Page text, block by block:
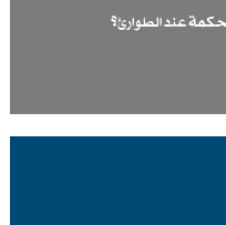
عند الطوارئ؟